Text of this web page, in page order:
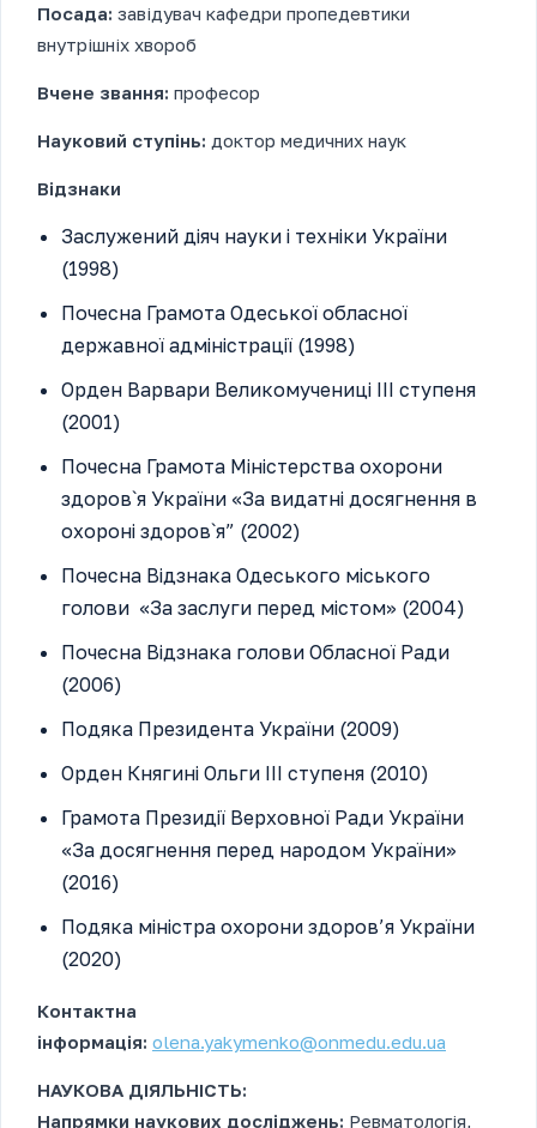
Посада: завідувач кафедри пропедевтики
внутрішніх хвороб
Вчене звання: професор
Науковий ступінь: доктор медичних наук
Відзнаки
Заслужений діяч науки і техніки України
(1998)
Почесна Грамота Одеської обласної
державної адміністрації (1998)
Орден Варвари Великомучениці ІІІ ступеня
(2001)
Почесна Грамота Міністерства охорони
здоров`я України «За видатні досягнення в
охороні здоров`я” (2002)
Почесна Відзнака Одеського міського
голови «За заслуги перед містом» (2004)
Почесна Відзнака голови Обласної Ради
(2006)
Подяка Президента України (2009)
Орден Княгині Ольги ІІІ ступеня (2010)
Грамота Президії Верховної Ради України
«За досягнення перед народом України»
(2016)
Подяка міністра охорони здоров’я України
(2020)
Контактна
інформація: olena.yakymenko@onmedu.edu.ua
НАУКОВА ДІЯЛЬНІСТЬ:
Напрямки наукових досліджень: Ревматологія,